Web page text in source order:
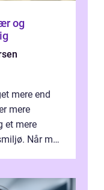
mere end
mere
et mere
Når man